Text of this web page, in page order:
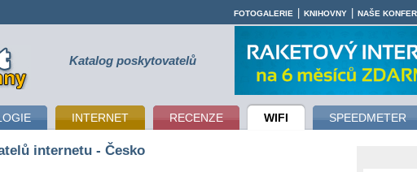
Katalog poskytovatelů
INTERNET RECENZE WIFI SPEEDMETER
FOTOGALERIE KNIHOVNY NAŠE
internetu - Česko